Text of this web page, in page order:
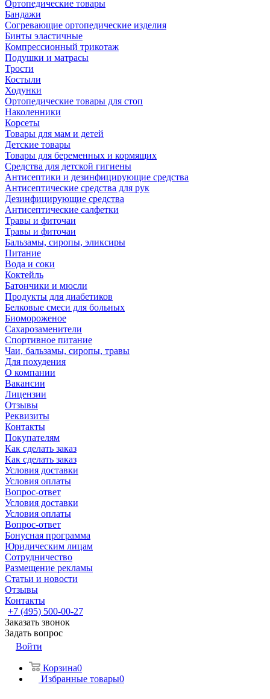
Ортопедические товары
Бандажи
Согревающие ортопедические изделия
Бинты эластичные
Компрессионный трикотаж
Подушки и матрасы
Трости
Костыли
Ходунки
Ортопедические товары для стоп
Наколенники
Корсеты
Товары для мам и детей
Детские товары
Товары для беременных и кормящих
Средства для детской гигиены
Антисептики и дезинфицирующие средства
Антисептические средства для рук
Дезинфицирующие средства
Антисептические салфетки
Травы и фиточаи
Травы и фиточаи
Бальзамы, сиропы, эликсиры
Питание
Вода и соки
Коктейль
Батончики и мюсли
Продукты для диабетиков
Белковые смеси для больных
Биомороженое
Сахарозаменители
Спортивное питание
Чаи, бальзамы, сиропы, травы
Для похудения
О компании
Вакансии
Лицензии
Отзывы
Реквизиты
Контакты
Покупателям
Как сделать заказ
Как сделать заказ
Условия доставки
Условия оплаты
Вопрос-ответ
Условия доставки
Условия оплаты
Вопрос-ответ
Бонусная программа
Юридическим лицам
Сотрудничество
Размещение рекламы
Статьи и новости
Отзывы
Контакты
+7 (495) 500-00-27
Заказать звонок
Задать вопрос
Войти
Корзина0
Избранные товары0